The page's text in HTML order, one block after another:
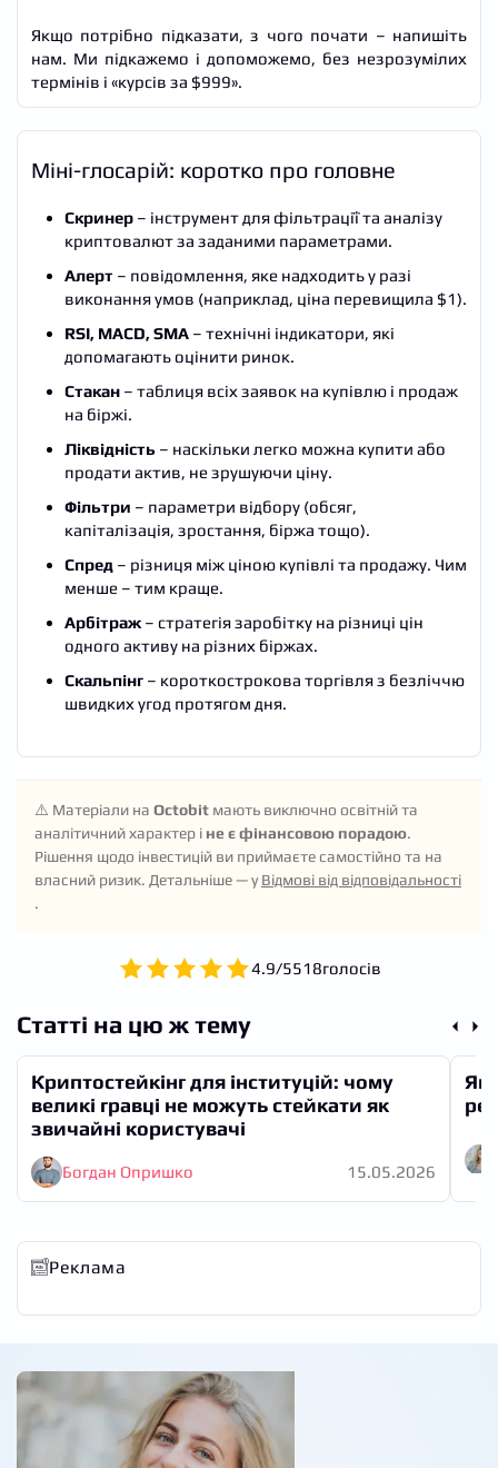
Якщо потрібно підказати, з чого почати – напишіть
нам. Ми підкажемо і допоможемо, без незрозумілих
термінів і «курсів за $999».
Міні-глосарій: коротко про головне
Скринер – інструмент для фільтрації та аналізу
криптовалют за заданими параметрами.
Алерт – повідомлення, яке надходить у разі
виконання умов (наприклад, ціна перевищила $1).
RSI, MACD, SMA – технічні індикатори, які
допомагають оцінити ринок.
Стакан – таблиця всіх заявок на купівлю і продаж
на біржі.
Ліквідність – наскільки легко можна купити або
продати актив, не зрушуючи ціну.
Фільтри – параметри відбору (обсяг,
капіталізація, зростання, біржа тощо).
Спред – різниця між ціною купівлі та продажу. Чим
менше – тим краще.
Арбітраж – стратегія заробітку на різниці цін
одного активу на різних біржах.
Скальпінг – короткострокова торгівля з безліччю
швидких угод протягом дня.
⚠️ Матеріали на Octobit мають виключно освітній та
аналітичний характер і не є фінансовою порадою.
Рішення щодо інвестицій ви приймаєте самостійно та на
власний ризик. Детальніше — уВідмові від відповідальності
.
4.9/5518голосів
Статті на цю ж тему
Криптостейкінг для інституцій: чому
великі гравці не можуть стейкати як
звичайні користувачі
Богдан Опришко 15.05.2026
Як
Реклама